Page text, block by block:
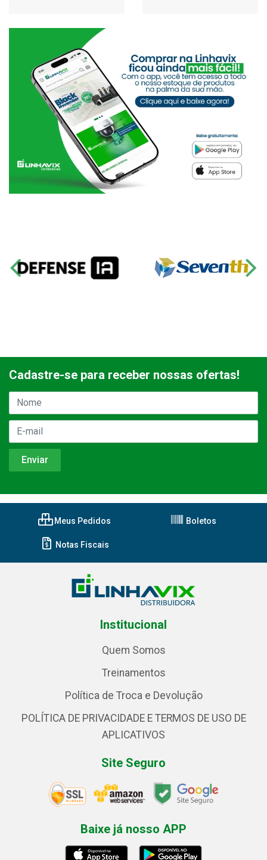
Cadastre-se para receber nossas ofertas!
Meus Pedidos Boletos
Notas Fiscais
Institucional
Quem Somos
Treinamentos
Política de Troca e Devolução
POLÍTICA DE PRIVACIDADE E TERMOS DE USO DE
APLICATIVOS
Site Seguro
Baixe já nosso APP